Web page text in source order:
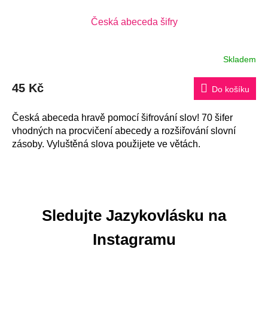
Česká abeceda šifry
je
5
hvězdiček.
Skladem
45 Kč Do košíku
Česká abeceda hravě pomocí šifrování slov! 70 šifer
vhodných na procvičení abecedy a rozšiřování slovní
zásoby. Vyluštěná slova použijete ve větách.
Sledujte Jazykovlásku na
Instagramu